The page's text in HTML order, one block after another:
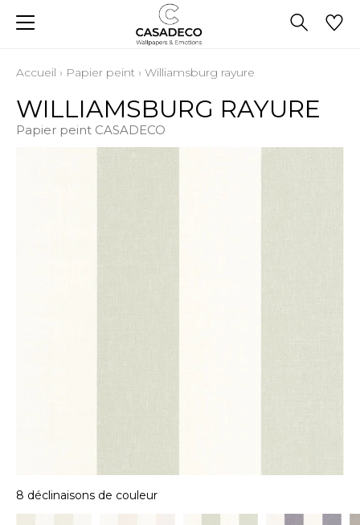
Accueil › Papier peint › Williamsburg rayure
WILLIAMSBURG RAYURE
Papier peint CASADECO
8 déclinaisons de couleur